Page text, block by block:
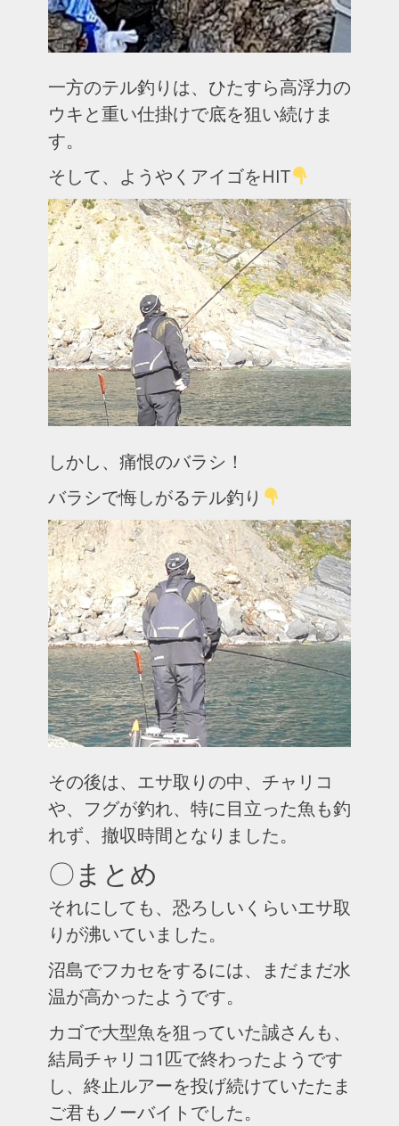
一方のテル釣りは、ひたすら高浮力の
ウキと重い仕掛けで底を狙い続けま
す。
そして、ようやくアイゴをHIT
しかし、痛恨のバラシ！
バラシで悔しがるテル釣り
その後は、エサ取りの中、チャリコ
や、フグが釣れ、特に目立った魚も釣
れず、撤収時間となりました。
〇まとめ
それにしても、恐ろしいくらいエサ取
りが沸いていました。
沼島でフカセをするには、まだまだ水
温が高かったようです。
カゴで大型魚を狙っていた誠さんも、
結局チャリコ1匹で終わったようです
し、終止ルアーを投げ続けていたたま
ご君もノーバイトでした。